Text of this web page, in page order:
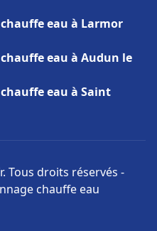
eau à Larmor
eau à Audun le
eau à Saint
Tous droits réservés -
chauffe eau